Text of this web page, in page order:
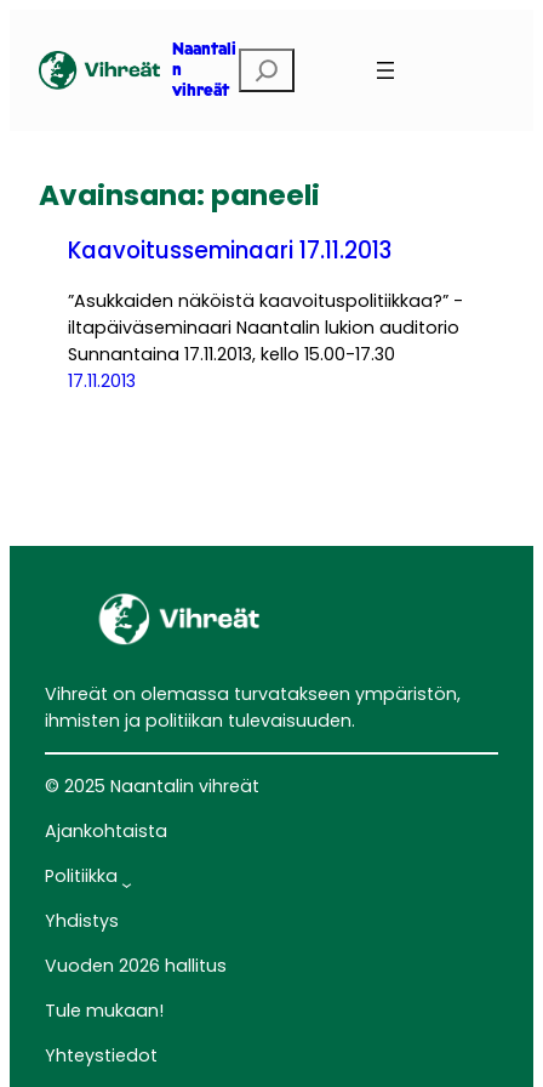
sisältöön
Naantali
n
vihreät
Etsi
Avainsana: paneeli
Kaavoitusseminaari 17.11.2013
”Asukkaiden näköistä kaavoituspolitiikkaa?” -
iltapäiväseminaari Naantalin lukion auditorio
Sunnantaina 17.11.2013, kello 15.00-17.30
17.11.2013
Vihreät on olemassa turvatakseen ympäristön,
ihmisten ja politiikan tulevaisuuden.
© 2025 Naantalin vihreät
Ajankohtaista
Politiikka
Yhdistys
Vuoden 2026 hallitus
Tule mukaan!
Yhteystiedot